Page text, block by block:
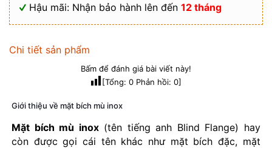
Hậu mãi: Nhận bảo hành lên đến12 tháng
Chi tiết sản phẩm
Bấm để đánh giá bài viết này!
[Tổng:0 Phản hồi:0]
Giới thiệu về mặt bích mù inox
Mặt bích mù inox(tên tiếng anh Blind Flange) hay
còn được gọi cái tên khác như mặt bích đặc, mặt